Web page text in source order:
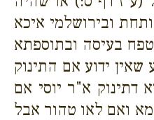
ובירושלמי איכא
בעיסה ובתוספתא
ידוע אם התינוק
דתינוק א"ר יוסי אם
ואם לאו טהור אבל